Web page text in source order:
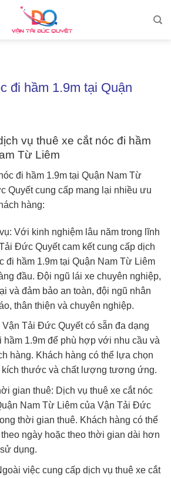
đi hầm 1.9m tại Quận
vụ thuê xe cắt nóc đi hầm
Từ Liêm
đi hầm 1.9m tại Quận Nam Từ
Quyết cung cấp mang lại nhiều ưu
hàng:
Với kinh nghiệm lâu năm trong lĩnh
Đức Quyết cam kết cung cấp dịch
đi hầm 1.9m tại Quận Nam Từ Liêm
đầu. Đội ngũ lái xe chuyên nghiệp,
và đảm bảo an toàn, đội ngũ nhân
thân thiện và chuyên nghiệp.
Tải Đức Quyết có sẵn đa dạng
hầm 1.9m để phù hợp với nhu cầu và
hàng. Khách hàng có thể lựa chọn
kích thước và chất lượng tương ứng.
gian thuê: Dịch vụ thuê xe cắt nóc
Nam Từ Liêm của Vận Tải Đức
thời gian thuê. Khách hàng có thể
ngày hoặc theo thời gian dài hơn
dụng.
việc cung cấp dịch vụ thuê xe cắt